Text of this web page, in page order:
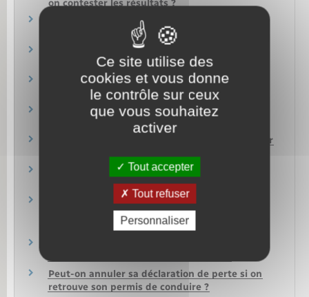
on contester les résultats ?
Comment signaler une erreur sur votre permis
Quelles aides pour financer le permis de
conduire ?
Conduite accompagnée : quelle formule
Qui peut avoir des informations sur votre
permis de conduire (points, validité…) ?
Après une opération des yeux, faut-il demander
Quelle est la durée de validité d'un permis de
Quelle amende en cas de non respect d'une
restriction du permis de conduire (port de
Peut-on annuler sa déclaration de perte si on
retrouve son permis de conduire ?
Ce site utilise des
cookies et vous donne
le contrôle sur ceux
que vous souhaitez
activer
Tout accepter
Tout refuser
Personnaliser